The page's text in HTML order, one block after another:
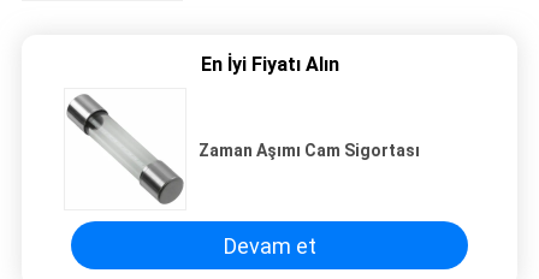
En İyi Fiyatı Alın
Zaman Aşımı Cam Sigortası
Devam et